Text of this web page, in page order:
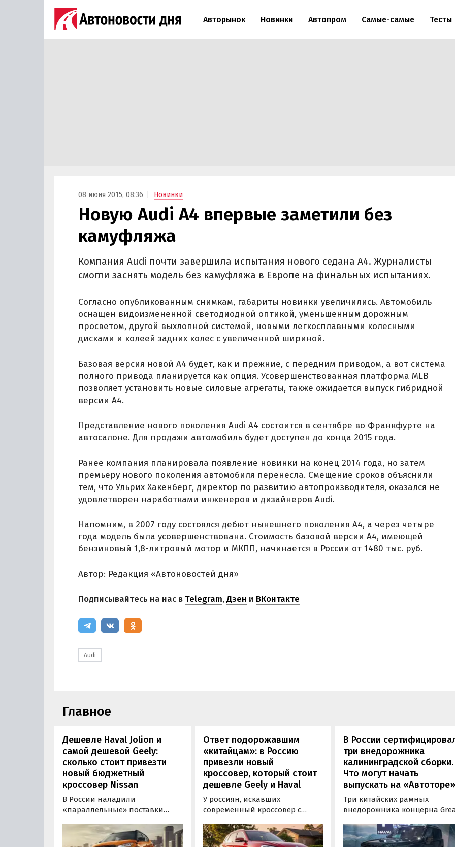
Авторынок Новинки Автопром Самые-самые Тесты
08 июня 2015, 08:36 Новинки
Новую Audi A4 впервые заметили без
камуфляжа
Компания Audi почти завершила испытания нового седана A4. Журналисты
смогли заснять модель без камуфляжа в Европе на финальных испытаниях.
Согласно опубликованным снимкам, габариты новинки увеличились. Автомобиль
оснащен видоизмененной светодиодной оптикой, уменьшенным дорожным
просветом, другой выхлопной системой, новыми легкосплавными колесными
дисками и колеей задних колес с увеличенной шириной.
Базовая версия новой A4 будет, как и прежние, с передним приводом, а вот система
полного привода планируется как опция. Усовершенствованная платформа MLB
позволяет установить новые силовые агрегаты, также ожидается выпуск гибридной
версии A4.
Представление нового поколения Audi A4 состоится в сентябре во Франкфурте на
автосалоне. Для продажи автомобиль будет доступен до конца 2015 года.
Ранее компания планировала появление новинки на конец 2014 года, но затем
премьеру нового поколения автомобиля перенесла. Смещение сроков объяснили
тем, что Ульрих Хакенберг, директор по развитию автопроизводителя, оказался не
удовлетворен наработками инженеров и дизайнеров Audi.
Напомним, в 2007 году состоялся дебют нынешнего поколения A4, а через четыре
года модель была усовершенствована. Стоимость базовой версии A4, имеющей
бензиновый 1,8-литровый мотор и МКПП, начинается в России от 1480 тыс. руб.
Автор: Редакция «Автоновостей дня»
Подписывайтесь на нас в Telegram,Дзен и ВКонтакте
Audi
Главное
Дешевле Haval Jolion и
самой дешевой Geely:
сколько стоит привезти
новый бюджетный
кроссовер Nissan
В России наладили
«параллельные» поставки
Nissan Kicks, которые
официально продаются в
Ответ подорожавшим
«китайцам»: в Россию
привезли новый
кроссовер, который стоит
дешевле Geely и Haval
У россиян, искавших
современный кроссовер с
доступной цене, теперь есть
еще один вариант с китайского
В России
три внедорожника
калининградской сборки.
Что могут начать
выпускать на «Автоторе»
Три китайских рамных
внедорожника концерна
калининградском заводе
«Автотор». Речь о Haval H9,